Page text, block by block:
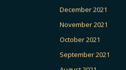
December 2021
November 2021
October 2021
September 2021